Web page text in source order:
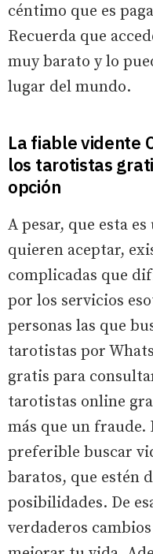
céntimo que es
Recuerda que
muy barato y lo
lugar del mundo.
La fiable vidente
los tarotistas
opción
A pesar, que esta
quieren aceptar,
complicadas que
por los servicios
personas las que
tarotistas por
gratis para
tarotistas online
más que un fraude.
preferible buscar
baratos, que estén
posibilidades. De
verdaderos